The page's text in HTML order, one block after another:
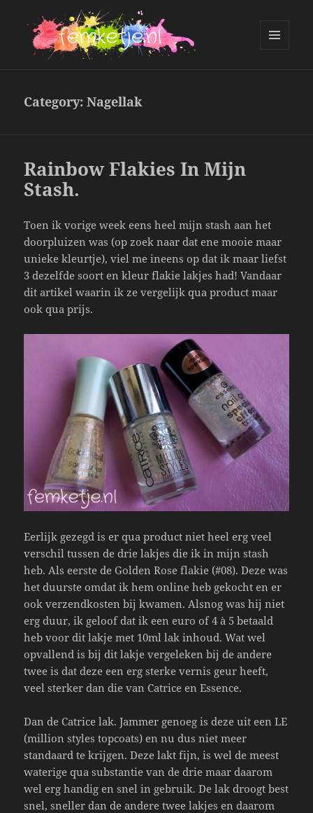
Category:Nagellak
Rainbow Flakies In Mijn
Stash.
Toen ik vorige week eens heel mijn stash aan het
doorpluizen was (op zoek naar dat ene mooie maar
unieke kleurtje), viel me ineens op dat ik maar liefst
3 dezelfde soort en kleur flakie lakjes had! Vandaar
dit artikel waarin ik ze vergelijk qua product maar
ook qua prijs.
Eerlijk gezegd is er qua product niet heel erg veel
verschil tussen de drie lakjes die ik in mijn stash
heb. Als eerste de Golden Rose flakie (#08). Deze was
het duurste omdat ik hem online heb gekocht en er
ook verzendkosten bij kwamen. Alsnog was hij niet
erg duur, ik geloof dat ik een euro of 4 à 5 betaald
heb voor dit lakje met 10ml lak inhoud. Wat wel
opvallend is bij dit lakje vergeleken bij de andere
twee is dat deze een erg sterke vernis geur heeft,
veel sterker dan die van Catrice en Essence.
Dan de Catrice lak. Jammer genoeg is deze uit een LE
(million styles topcoats) en nu dus niet meer
standaard te krijgen. Deze lakt fijn, is wel de meest
waterige qua substantie van de drie maar daarom
wel erg handig en snel in gebruik. De lak droogt best
snel, sneller dan de andere twee lakjes en daarom